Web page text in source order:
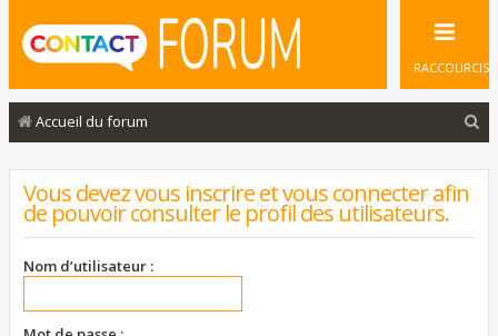
RACCOURCIS
Accueil du forum
Vous devez vous inscrire et vous connecter afin
de pouvoir consulter le profil des utilisateurs.
Nom d’utilisateur :